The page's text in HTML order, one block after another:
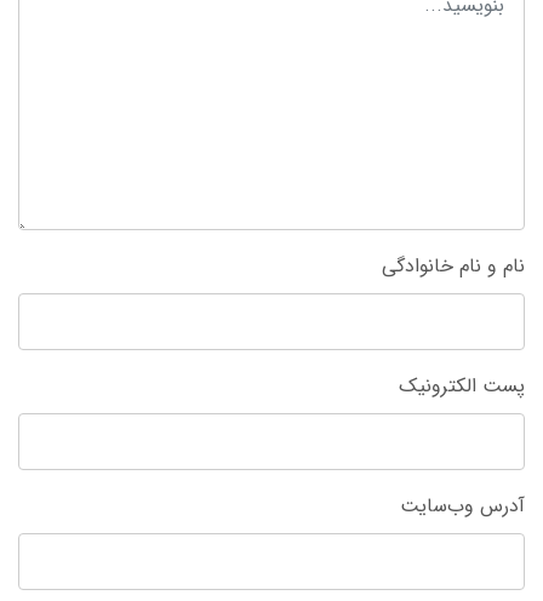
نام و نام خانوادگی
پست الکترونیک
آدرس وب‌سایت